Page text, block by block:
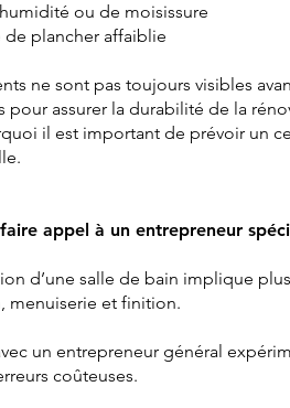
ou de moisissure
de plancher affaiblie
ne sont pas toujours visibles
pour assurer la durabilité de la
il est important de prévoir un
appel à un entrepreneur
d’une salle de bain implique
menuiserie et finition.
un entrepreneur général
coûteuses.